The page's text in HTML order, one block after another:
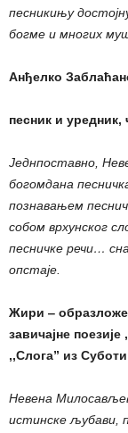
песникињу
богме и многих
Анђелко
песник и
Једнпоставно,
богомдана
познавањем
собом врхунског
песничке речи…
опстаје.
Жири ‒
завичајне
,,Слога” из
Невена
истинске љубави,